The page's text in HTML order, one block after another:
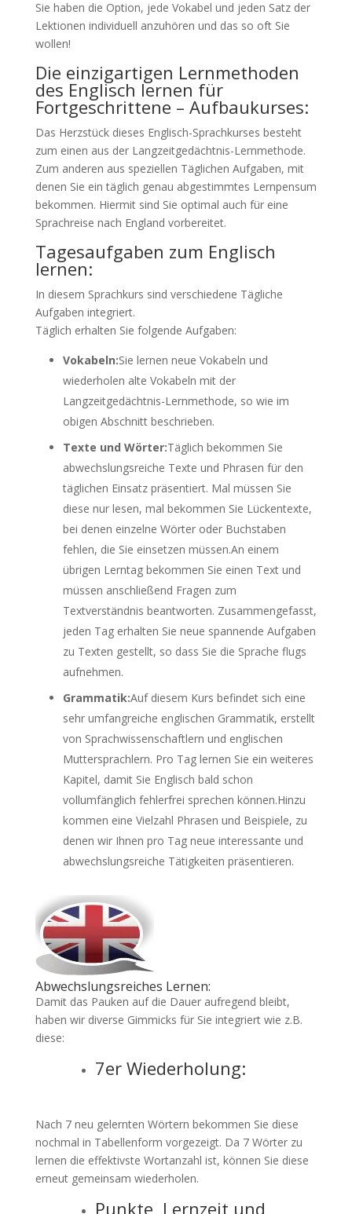
Sie haben die Option, jede Vokabel und jeden Satz der
Lektionen individuell anzuhören und das so oft Sie
wollen!
Die einzigartigen Lernmethoden
des Englisch lernen für
Fortgeschrittene – Aufbaukurses:
Das Herzstück dieses Englisch-Sprachkurses besteht
zum einen aus der Langzeitgedächtnis-Lernmethode.
Zum anderen aus speziellen Täglichen Aufgaben, mit
denen Sie ein täglich genau abgestimmtes Lernpensum
bekommen. Hiermit sind Sie optimal auch für eine
Sprachreise nach England vorbereitet.
Tagesaufgaben zum Englisch
lernen:
In diesem Sprachkurs sind verschiedene Tägliche
Aufgaben integriert.
Täglich erhalten Sie folgende Aufgaben:
Vokabeln:Sie lernen neue Vokabeln und
wiederholen alte Vokabeln mit der
Langzeitgedächtnis-Lernmethode, so wie im
obigen Abschnitt beschrieben.
Texte und Wörter:Täglich bekommen Sie
abwechslungsreiche Texte und Phrasen für den
täglichen Einsatz präsentiert. Mal müssen Sie
diese nur lesen, mal bekommen Sie Lückentexte,
bei denen einzelne Wörter oder Buchstaben
fehlen, die Sie einsetzen müssen.An einem
übrigen Lerntag bekommen Sie einen Text und
müssen anschließend Fragen zum
Textverständnis beantworten. Zusammengefasst,
jeden Tag erhalten Sie neue spannende Aufgaben
zu Texten gestellt, so dass Sie die Sprache flugs
aufnehmen.
Grammatik:Auf diesem Kurs befindet sich eine
sehr umfangreiche englischen Grammatik, erstellt
von Sprachwissenschaftlern und englischen
Muttersprachlern. Pro Tag lernen Sie ein weiteres
Kapitel, damit Sie Englisch bald schon
vollumfänglich fehlerfrei sprechen können.Hinzu
kommen eine Vielzahl Phrasen und Beispiele, zu
denen wir Ihnen pro Tag neue interessante und
abwechslungsreiche Tätigkeiten präsentieren.
Abwechslungsreiches Lernen:
Damit das Pauken auf die Dauer aufregend bleibt,
haben wir diverse Gimmicks für Sie integriert wie z.B.
diese:
7er Wiederholung:
Nach 7 neu gelernten Wörtern bekommen Sie diese
nochmal in Tabellenform vorgezeigt. Da 7 Wörter zu
lernen die effektivste Wortanzahl ist, können Sie diese
erneut gemeinsam wiederholen.
Punkte, Lernzeit und